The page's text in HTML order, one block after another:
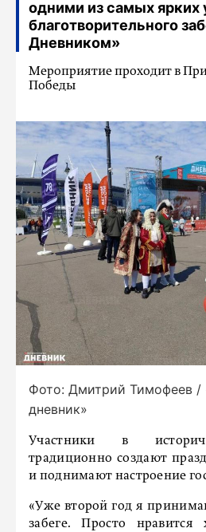
одними из самых ярких
благотворительного
Дневником»
Мероприятие проходит в
Победы
Фото: Дмитрий Тимофеев /
дневник»
Участники в
традиционно создают
и поднимают настроение
«Уже второй год я
забеге. Просто нравится